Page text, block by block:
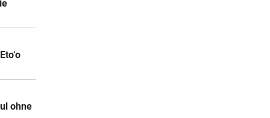
ohne